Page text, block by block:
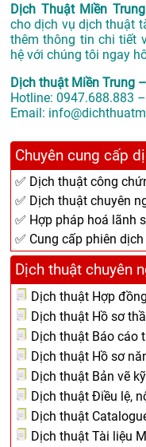
Dịch Thuật Miền
cho dịch vụ dịch thuật
thêm thông tin chi tiết
hệ với chúng tôi ngay
Dịch thuật Miền Trung
Hotline: 0947.688.883
Email:
Chuyên cung cấp
✅ Dịch thuật công
✅ Dịch thuật chuyên
✅ Hợp pháp hoá lãnh
✅ Cung cấp phiên
Dịch thuật chuyên
Dịch thuật Hợp
Dịch thuật Hồ sơ
Dịch thuật Báo cáo
Dịch thuật Hồ sơ
Dịch thuật Bản vẽ
Dịch thuật Điều lệ,
Dịch thuật
Dịch thuật Tài liệu